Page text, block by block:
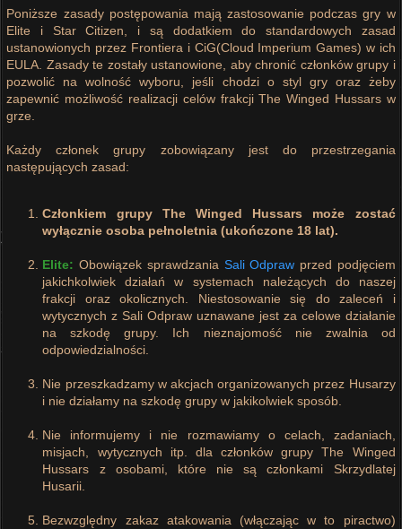
Poniższe zasady postępowania mają zastosowanie podczas gry w
Elite i Star Citizen, i są dodatkiem do standardowych zasad
ustanowionych przez Frontiera i CiG(Cloud Imperium Games) w ich
EULA. Zasady te zostały ustanowione, aby chronić członków grupy i
pozwolić na wolność wyboru, jeśli chodzi o styl gry oraz żeby
zapewnić możliwość realizacji celów frakcji The Winged Hussars w
grze.
Każdy członek grupy zobowiązany jest do przestrzegania
następujących zasad:
Członkiem grupy The Winged Hussars może zostać
wyłącznie osoba pełnoletnia (ukończone 18 lat).
Elite: Obowiązek sprawdzania Sali Odpraw przed podjęciem
jakichkolwiek działań w systemach należących do naszej
frakcji oraz okolicznych. Niestosowanie się do zaleceń i
wytycznych z Sali Odpraw uznawane jest za celowe działanie
na szkodę grupy. Ich nieznajomość nie zwalnia od
odpowiedzialności.
Nie przeszkadzamy w akcjach organizowanych przez Husarzy
i nie działamy na szkodę grupy w jakikolwiek sposób.
Nie informujemy i nie rozmawiamy o celach, zadaniach,
misjach, wytycznych itp. dla członków grupy The Winged
Hussars z osobami, które nie są członkami Skrzydlatej
Husarii.
Bezwzględny zakaz atakowania (włączając w to piractwo)